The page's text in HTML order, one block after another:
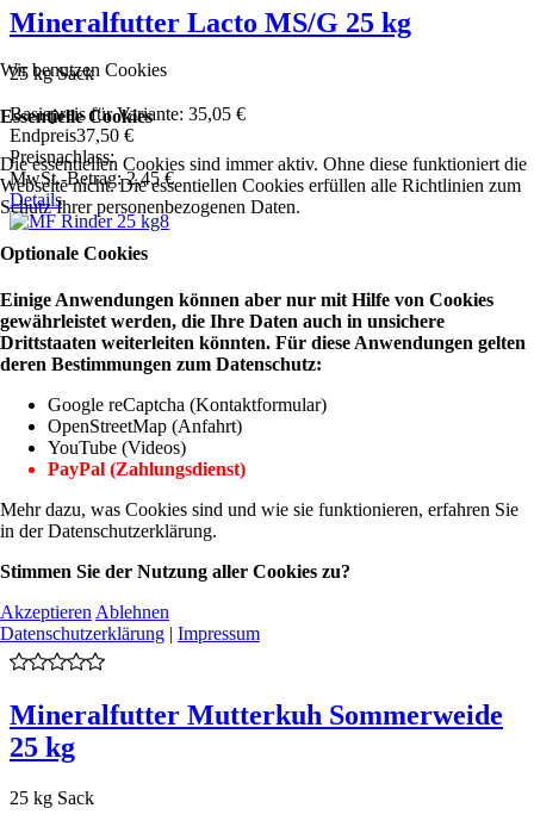
Mineralfutter Lacto MS/G 25 kg
25 kg Sack
Basispreis für Variante: 35,05 €
Endpreis37,50 €
Preisnachlass:
MwSt.-Betrag:2,45 €
Details
Mineralfutter Mutterkuh Sommerweide
25 kg
25 kg Sack
Wir benutzen Cookies
Essentielle Cookies
Die essentiellen Cookies sind immer aktiv. Ohne diese funktioniert die
Webseite nicht. Die essentiellen Cookies erfüllen alle Richtlinien zum
Schutz Ihrer personenbezogenen Daten.
Optionale Cookies
Einige Anwendungen können aber nur mit Hilfe von Cookies
gewährleistet werden, die Ihre Daten auch in unsichere
Drittstaaten weiterleiten könnten. Für diese Anwendungen gelten
deren Bestimmungen zum Datenschutz:
Google reCaptcha (Kontaktformular)
OpenStreetMap (Anfahrt)
YouTube (Videos)
PayPal (Zahlungsdienst)
Mehr dazu, was Cookies sind und wie sie funktionieren, erfahren Sie
in der Datenschutzerklärung.
Stimmen Sie der Nutzung aller Cookies zu?
Akzeptieren Ablehnen
Datenschutzerklärung | Impressum